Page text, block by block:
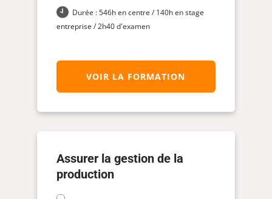
Durée : 546h en centre / 140h en stage
entreprise / 2h40 d'examen
VOIR LA FORMATION
Assurer la gestion de la
production